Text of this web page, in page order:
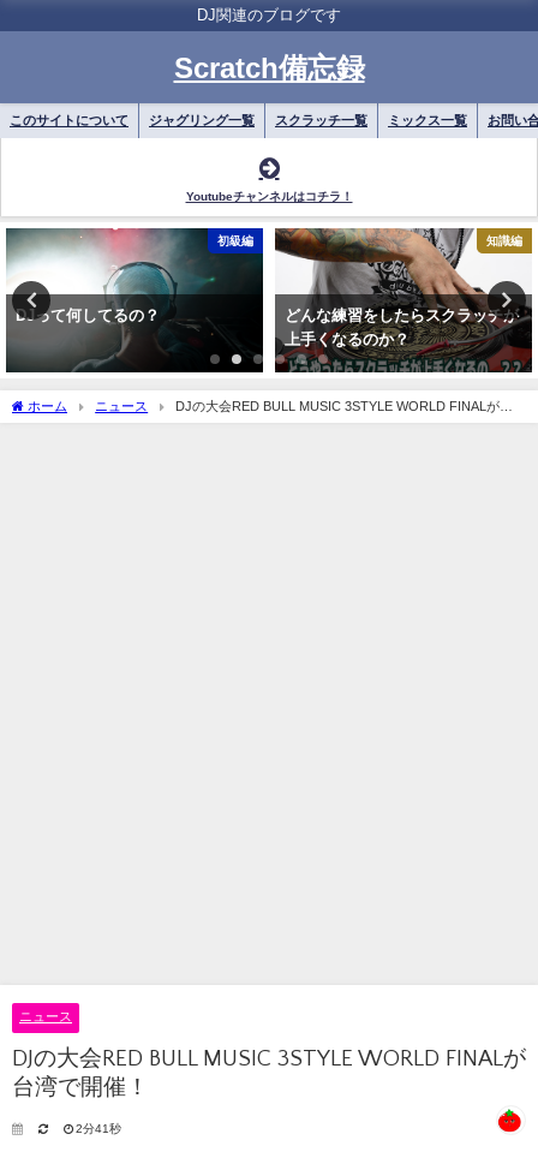
DJ関連のブログです
Scratch備忘録
このサイトについて ジャグリング一覧 スクラッチ一覧 ミックス一覧 お問い
Youtubeチャンネルはコチラ！
初級編
DJって何してるの？
知識編
どんな練習をしたらスクラッチが
上手くなるのか？
ホーム ニュース
DJの大会RED BULL MUSIC 3STYLE WORLD FINALが台
湾で開催！
ニュース
DJの大会RED BULL MUSIC 3STYLE WORLD FINALが
台湾で開催！
2分41秒